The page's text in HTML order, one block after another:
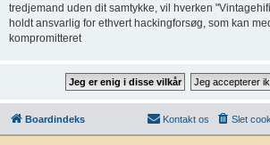
tredjemand uden dit samtykke, vil hverken
holdt ansvarlig for ethvert hackingforsøg, som kan
kompromitteret
Boardindeks Slet
Kontakt os